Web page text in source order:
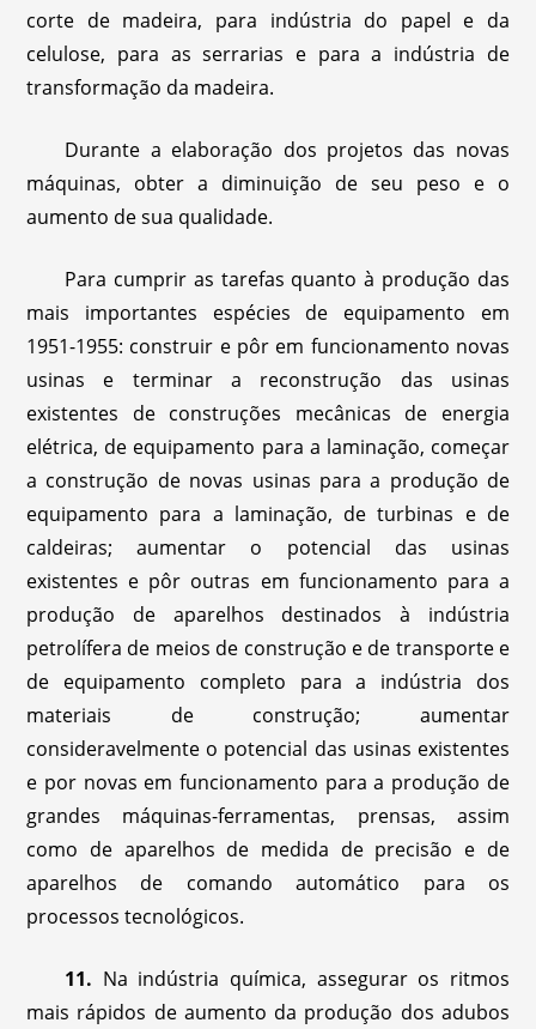
corte de madeira, para indústria do papel e da
celulose, para as serrarias e para a indústria de
transformação da madeira.
Durante a elaboração dos projetos das novas
máquinas, obter a diminuição de seu peso e o
aumento de sua qualidade.
Para cumprir as tarefas quanto à produção das
mais importantes espécies de equipamento em
1951-1955: construir e pôr em funcionamento novas
usinas e terminar a reconstrução das usinas
existentes de construções mecânicas de energia
elétrica, de equipamento para a laminação, começar
a construção de novas usinas para a produção de
equipamento para a laminação, de turbinas e de
caldeiras; aumentar o potencial das usinas
existentes e pôr outras em funcionamento para a
produção de aparelhos destinados à indústria
petrolífera de meios de construção e de transporte e
de equipamento completo para a indústria dos
materiais de construção; aumentar
consideravelmente o potencial das usinas existentes
e por novas em funcionamento para a produção de
grandes máquinas-ferramentas, prensas, assim
como de aparelhos de medida de precisão e de
aparelhos de comando automático para os
processos tecnológicos.
11. Na indústria química, assegurar os ritmos
mais rápidos de aumento da produção dos adubos